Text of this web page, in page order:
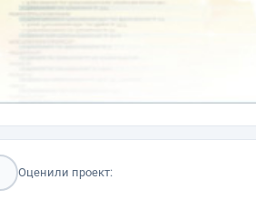
Оценили проект: